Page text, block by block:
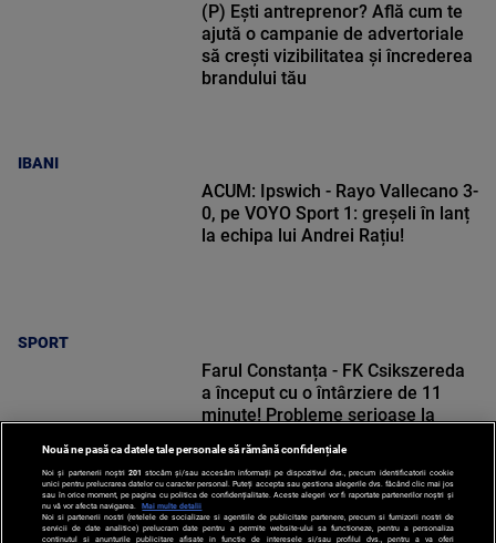
IBANI
(P) Ești antreprenor? Află cum te
ajută o campanie de advertoriale
să crești vizibilitatea și încrederea
brandului tău
SPORT
ACUM: Ipswich - Rayo Vallecano 3-
0, pe VOYO Sport 1: greșeli în lanț
la echipa lui Andrei Rațiu!
SPORT
Farul Constanța - FK Csikszereda
a început cu o întârziere de 11
minute! Probleme serioase la
Nouă ne pasă ca datele tale personale să rămână confidențiale
Noi și partenerii noștri 201 stocăm și/sau accesăm informații pe dispozitivul dvs., precum identificatorii cookie
unici pentru prelucrarea datelor cu caracter personal. Puteți accepta sau gestiona alegerile dvs. făcând clic mai jos
sau în orice moment, pe pagina cu politica de confidențialitate. Aceste alegeri vor fi raportate partenerilor noștri și
nu vă vor afecta navigarea.
Mai multe detalii
Noi si partenerii nostri (retelele de socializare si agentiile de publicitate partenere, precum si furnizorii nostri de
servicii de date analitice) prelucram date pentru a permite website-ului sa functioneze, pentru a personaliza
continutul si anunturile publicitare afisate in functie de interesele si/sau profilul dvs., pentru a va oferi